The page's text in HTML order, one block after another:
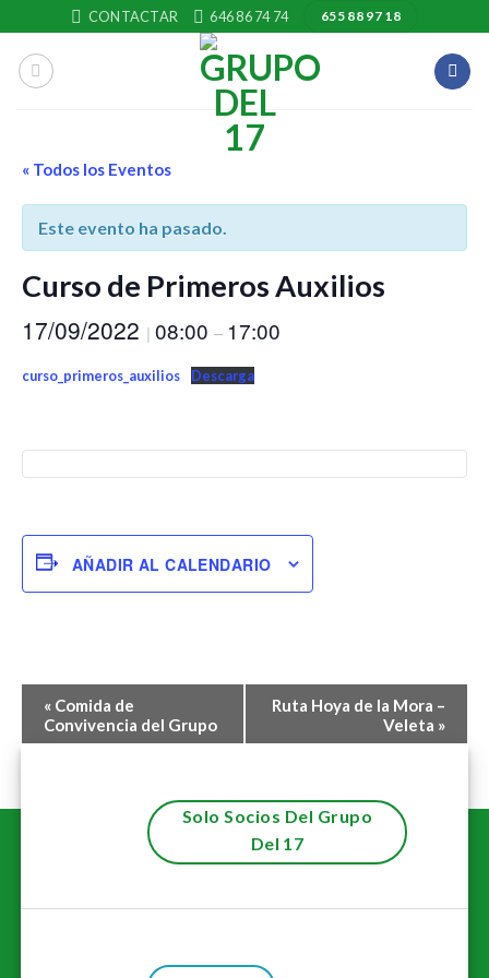
to
content
CONTACTAR 646 86 74 74 655 88 97 18
« Todos los Eventos
Este evento ha pasado.
Curso de Primeros Auxilios
17/09/2022 | 08:00 – 17:00
curso_primeros_auxilios Descarga
AÑADIR AL CALENDARIO
Navegación
del
« Comida de
Convivencia del Grupo
Ruta Hoya de la Mora –
Veleta »
Solo Socios Del Grupo
Del 17